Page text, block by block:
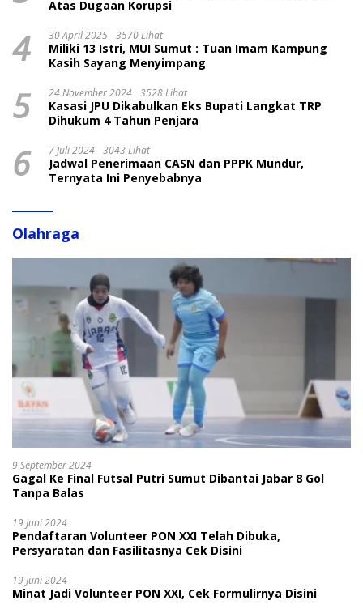
Atas Dugaan Korupsi
4 30 April 2025 3570 Lihat
Miliki 13 Istri, MUI Sumut : Tuan Imam Kampung
Kasih Sayang Menyimpang
5 24 November 2024 3528 Lihat
Kasasi JPU Dikabulkan Eks Bupati Langkat TRP
Dihukum 4 Tahun Penjara
6 7 Juli 2024 3043 Lihat
Jadwal Penerimaan CASN dan PPPK Mundur,
Ternyata Ini Penyebabnya
Olahraga
9 September 2024
Gagal Ke Final Futsal Putri Sumut Dibantai Jabar 8 Gol
Tanpa Balas
19 Juni 2024
Pendaftaran Volunteer PON XXI Telah Dibuka,
Persyaratan dan Fasilitasnya Cek Disini
19 Juni 2024
Minat Jadi Volunteer PON XXI, Cek Formulirnya Disini